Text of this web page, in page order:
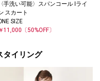
〈手洗い可能〉スパンコール Iライ
スカート
SIZE
￥11,000 〔50%OFF〕
タイリング